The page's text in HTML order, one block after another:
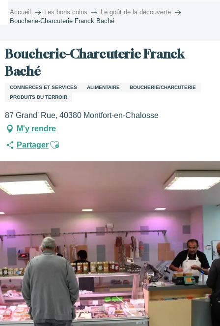
Accueil Les bons coins
Le goût de la découverte
Boucherie-Charcuterie Franck Baché
Boucherie-Charcuterie Franck
Baché
COMMERCES ET SERVICES ALIMENTAIRE
BOUCHERIE/CHARCUTERIE
PRODUITS DU TERROIR
87 Grand' Rue, 40380 Montfort-en-Chalosse
M'y rendre
PartagerAjouter aux favoris